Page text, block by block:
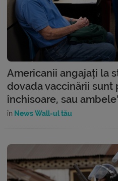
Americanii angajați la
dovada vaccinării sunt
închisoare, sau
în News Wall-ul tău